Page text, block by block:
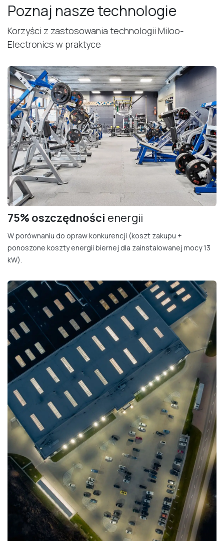
Poznaj nasze technologie
Korzyści z zastosowania technologii Miloo-
Electronics w praktyce
75% oszczędności energii
W porównaniu do opraw konkurencji (koszt zakupu +
ponoszone koszty energii biernej dla zainstalowanej mocy 13
kW).